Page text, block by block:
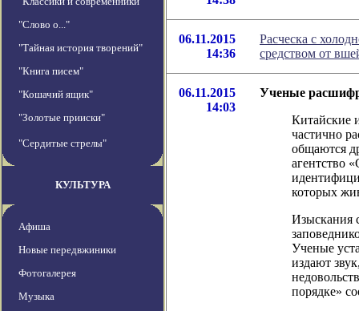
"Слово о..."
"Тайная история творений"
"Книга писем"
"Кошачий ящик"
"Золотые прииски"
"Сердитые стрелы"
КУЛЬТУРА
Афиша
Новые передвжиники
Фотогалерея
Музыка
06.11.2015
14:36
Расческа с
средством от
06.11.2015
14:03
Ученые
Китайские
частично
общаются
агентство
которых
Изыскания
Ученые
издают
порядке»